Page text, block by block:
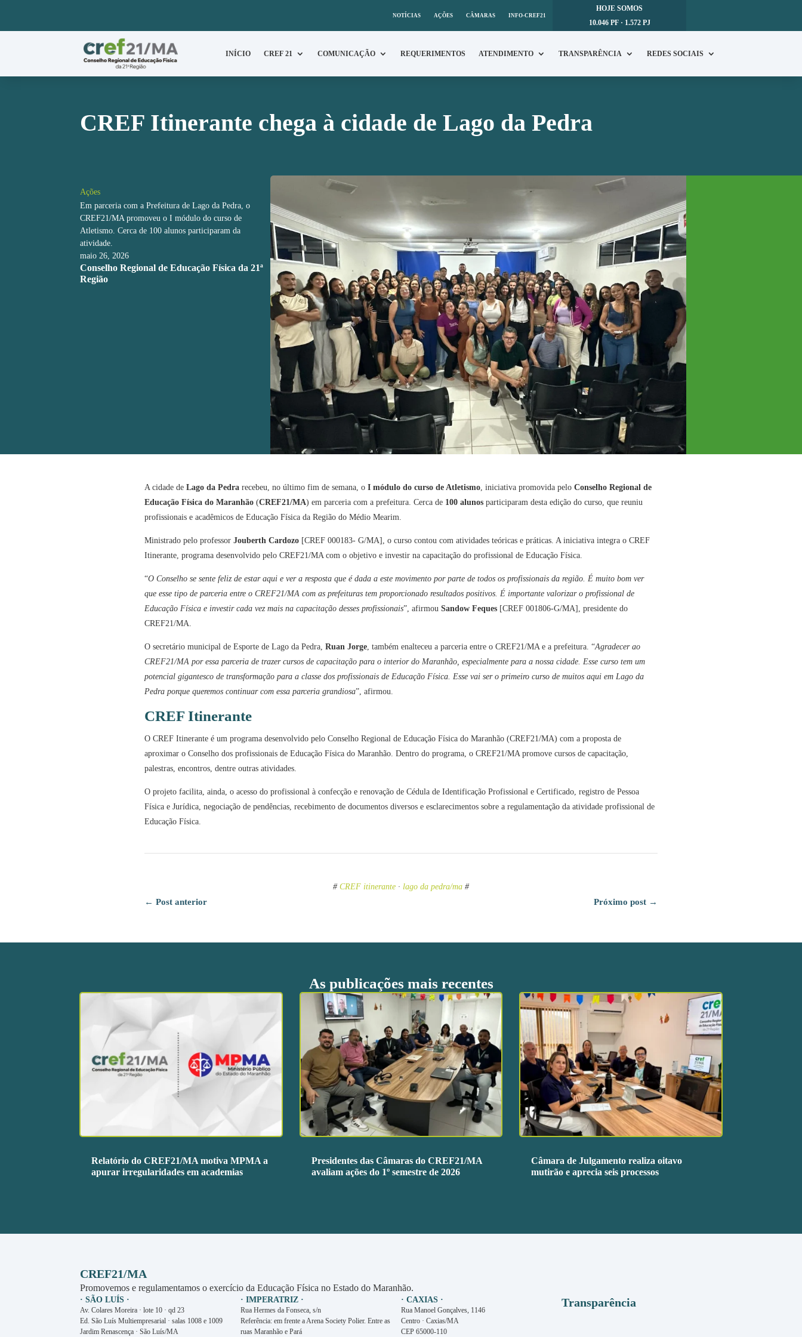
NOTÍCIAS AÇÕES CÂMARAS INFO-CREF21
HOJE SOMOS
10.046 PF · 1.572 PJ
INÍCIO CREF 21 COMUNICAÇÃO REQUERIMENTOS ATENDIMENTO TRANSPARÊNCIA REDES SOCIAIS
CREF Itinerante chega à cidade de Lago da Pedra
Ações
Em parceria com a Prefeitura de Lago da Pedra, o
CREF21/MA promoveu o I módulo do curso de
Atletismo. Cerca de 100 alunos participaram da
atividade.
maio 26, 2026
Conselho Regional de Educação Física da 21ª
Região
A cidade de Lago da Pedrarecebeu, no último fim de semana, o I módulo do curso de Atletismo, iniciativa promovida pelo Conselho Regional de
Educação Física do Maranhão(CREF21/MA) em parceria com a prefeitura. Cerca de 100 alunosparticiparam desta edição do curso, que reuniu
profissionais e acadêmicos de Educação Física da Região do Médio Mearim.
Ministrado pelo professor Jouberth Cardozo[CREF 000183- G/MA], o curso contou com atividades teóricas e práticas. A iniciativa integra o CREF
Itinerante, programa desenvolvido pelo CREF21/MA com o objetivo e investir na capacitação do profissional de Educação Física.
“O Conselho se sente feliz de estar aqui e ver a resposta que é dada a este movimento por parte de todos os profissionais da região. É muito bom ver
que esse tipo de parceria entre o CREF21/MA com as prefeituras tem proporcionado resultados positivos. É importante valorizar o profissional de
Educação Física e investir cada vez mais na capacitação desses profissionais”, afirmou Sandow Feques[CREF 001806-G/MA], presidente do
CREF21/MA.
O secretário municipal de Esporte de Lago da Pedra, Ruan Jorge, também enalteceu a parceria entre o CREF21/MA e a prefeitura. “Agradecer ao
CREF21/MA por essa parceria de trazer cursos de capacitação para o interior do Maranhão, especialmente para a nossa cidade. Esse curso tem um
potencial gigantesco de transformação para a classe dos profissionais de Educação Física. Esse vai ser o primeiro curso de muitos aqui em Lago da
Pedra porque queremos continuar com essa parceria grandiosa”, afirmou.
CREF Itinerante
O CREF Itinerante é um programa desenvolvido pelo Conselho Regional de Educação Física do Maranhão (CREF21/MA) com a proposta de
aproximar o Conselho dos profissionais de Educação Física do Maranhão. Dentro do programa, o CREF21/MA promove cursos de capacitação,
palestras, encontros, dentre outras atividades.
O projeto facilita, ainda, o acesso do profissional à confecção e renovação de Cédula de Identificação Profissional e Certificado, registro de Pessoa
Física e Jurídica, negociação de pendências, recebimento de documentos diversos e esclarecimentos sobre a regulamentação da atividade profissional de
Educação Física.
# CREF itinerante · lago da pedra/ma #
← Post anterior Próximo post →
As publicações mais recentes
Relatório do CREF21/MA motiva MPMA a
apurar irregularidades em academias
Presidentes das Câmaras do CREF21/MA
avaliam ações do 1º semestre de 2026
Câmara de Julgamento realiza oitavo
mutirão e aprecia seis processos
CREF21/MA
Promovemos e regulamentamos o exercício da Educação Física no Estado do Maranhão.
· SÃO LUÍS ·
Av. Colares Moreira · lote 10 · qd 23
Ed. São Luís Multiempresarial · salas 1008 e 1009
Jardim Renascença · São Luís/MA
· IMPERATRIZ ·
Rua Hermes da Fonseca, s/n
Referência: em frente a Arena Society Polier. Entre as
ruas Maranhão e Pará
· CAXIAS ·
Rua Manoel Gonçalves, 1146
Centro · Caxias/MA
CEP 65000-110
Transparência